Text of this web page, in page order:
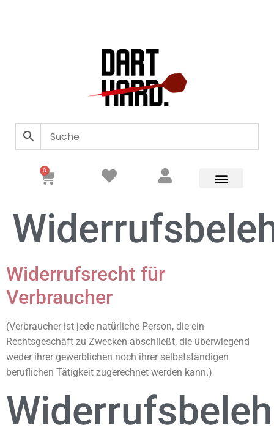
0
Widerrufsrecht für
Verbraucher
(Verbraucher ist jede natürliche Person, die ein
Rechtsgeschäft zu Zwecken abschließt, die überwiegend
weder ihrer gewerblichen noch ihrer selbstständigen
beruflichen Tätigkeit zugerechnet werden kann.)